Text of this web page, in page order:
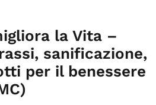
la Vita –
sanificazione,
per il benessere